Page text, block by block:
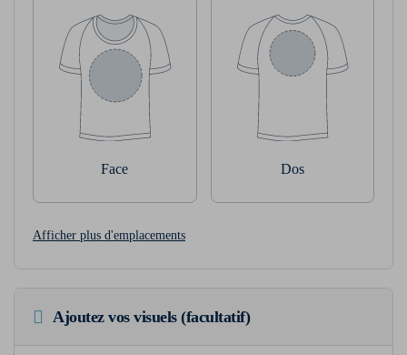
Face Dos
Afficher plus d'emplacements
Ajoutez vos visuels (facultatif)